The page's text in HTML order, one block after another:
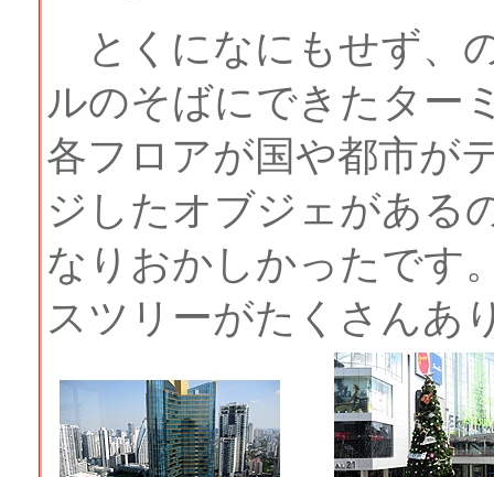
とくになにもせず、
ルのそばにできたター
各フロアが国や都市が
ジしたオブジェがある
なりおかしかったです
スツリーがたくさんあ